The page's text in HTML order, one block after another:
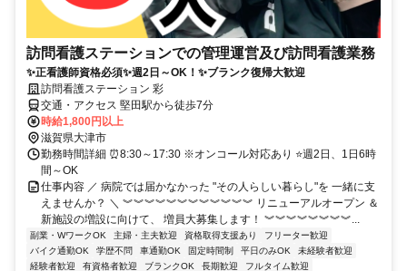
訪問看護ステーションでの管理運営及び訪問看護業務
✨正看護師資格必須✨週2日～OK！✨ブランク復帰大歓迎
訪問看護ステーション 彩
交通・アクセス 堅田駅から徒歩7分
時給1,800円以上
滋賀県大津市
勤務時間詳細 ⏰8:30～17:30 ※オンコール対応あり ⭐週2日、1日6時
間～OK
仕事内容 ／ 病院では届かなかった "その人らしい暮らし"を 一緒に支
えませんか？ ＼ ︾︾︾︾︾︾︾︾︾︾︾︾ リニューアルオープン ＆
新施設の増設に向けて、 増員大募集します！ ︾︾︾︾︾︾︾︾...
副業・WワークOK 主婦・主夫歓迎 資格取得支援あり
フリーター歓迎
バイク通勤OK
学歴不問 車通勤OK 固定時間制 平日のみOK
未経験者歓迎
経験者歓迎
有資格者歓迎 ブランクOK 長期歓迎
フルタイム歓迎